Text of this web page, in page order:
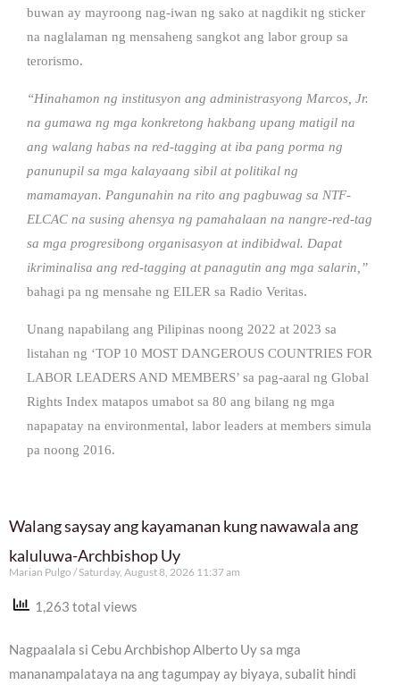
buwan ay mayroong nag-iwan ng sako at nagdikit ng sticker
na naglalaman ng mensaheng sangkot ang labor group sa
terorismo.
“Hinahamon ng institusyon ang administrasyong Marcos, Jr.
na gumawa ng mga konkretong hakbang upang matigil na
ang walang habas na red-tagging at iba pang porma ng
panunupil sa mga kalayaang sibil at politikal ng
mamamayan. Pangunahin na rito ang pagbuwag sa NTF-
ELCAC na susing ahensya ng pamahalaan na nangre-red-tag
sa mga progresibong organisasyon at indibidwal. Dapat
ikriminalisa ang red-tagging at panagutin ang mga salarin,”
bahagi pa ng mensahe ng EILER sa Radio Veritas.
Unang napabilang ang Pilipinas noong 2022 at 2023 sa
listahan ng ‘TOP 10 MOST DANGEROUS COUNTRIES FOR
LABOR LEADERS AND MEMBERS’ sa pag-aaral ng Global
Rights Index matapos umabot sa 80 ang bilang ng mga
napapatay na environmental, labor leaders at members simula
pa noong 2016.
Walang saysay ang kayamanan kung nawawala ang
kaluluwa-Archbishop Uy
Marian Pulgo Saturday, August 8, 2026 11:37 am
1,263 total views
Nagpaalala si Cebu Archbishop Alberto Uy sa mga
mananampalataya na ang tagumpay ay biyaya, subalit hindi